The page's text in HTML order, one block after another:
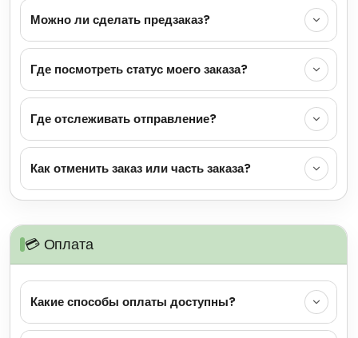
Можно ли сделать предзаказ?
Где посмотреть статус моего заказа?
Где отслеживать отправление?
Как отменить заказ или часть заказа?
💳 Оплата
Какие способы оплаты доступны?